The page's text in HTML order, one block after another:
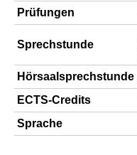
Prüfungen
Sprechstunde
Hörsaalsprechstunde
ECTS-Credits
Sprache